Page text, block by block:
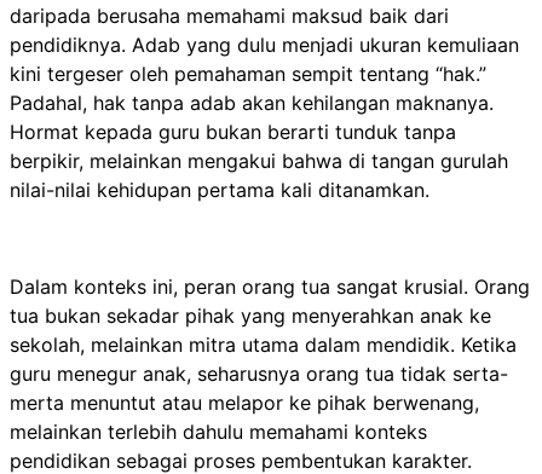
daripada berusaha memahami maksud baik dari
pendidiknya. Adab yang dulu menjadi ukuran kemuliaan
kini tergeser oleh pemahaman sempit tentang “hak.”
Padahal, hak tanpa adab akan kehilangan maknanya.
Hormat kepada guru bukan berarti tunduk tanpa
berpikir, melainkan mengakui bahwa di tangan gurulah
nilai-nilai kehidupan pertama kali ditanamkan.
Dalam konteks ini, peran orang tua sangat krusial. Orang
tua bukan sekadar pihak yang menyerahkan anak ke
sekolah, melainkan mitra utama dalam mendidik. Ketika
guru menegur anak, seharusnya orang tua tidak serta-
merta menuntut atau melapor ke pihak berwenang,
melainkan terlebih dahulu memahami konteks
pendidikan sebagai proses pembentukan karakter.